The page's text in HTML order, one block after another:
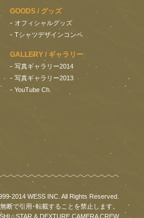
GOODS / グッズ
- オフィシャルグッズ
- Tシャツデザインコンペ
GALLERY / ギャラリー
- 写真ギャラリー2014
- 写真ギャラリー2013
- YouTube Ch.
2014 WESS INC. All Rights Reserved.
断で引用･転載することを禁止します。
& DEXTURE CAMERA CREW